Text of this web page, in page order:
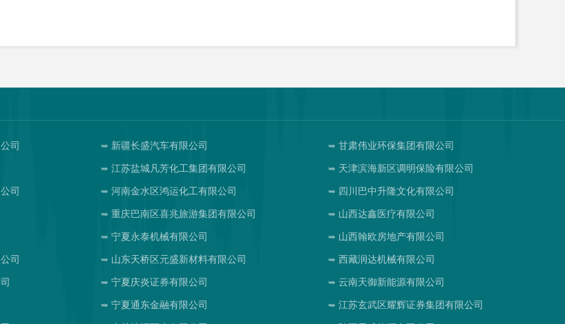
司 新疆长盛汽车有限公司 甘肃伟业环保集团有限公司
江苏盐城凡芳化工集团有限公司 天津滨海新区调明保险有限公司
司 河南金水区鸿运化工有限公司 四川巴中升隆文化有限公司
重庆巴南区喜兆旅游集团有限公司 山西达鑫医疗有限公司
宁夏永泰机械有限公司 山西翰欧房地产有限公司
司 山东天桥区元盛新材料有限公司 西藏润达机械有限公司
宁夏庆炎证券有限公司 云南天御新能源有限公司
宁夏通东金融有限公司 江苏玄武区耀辉证券集团有限公司